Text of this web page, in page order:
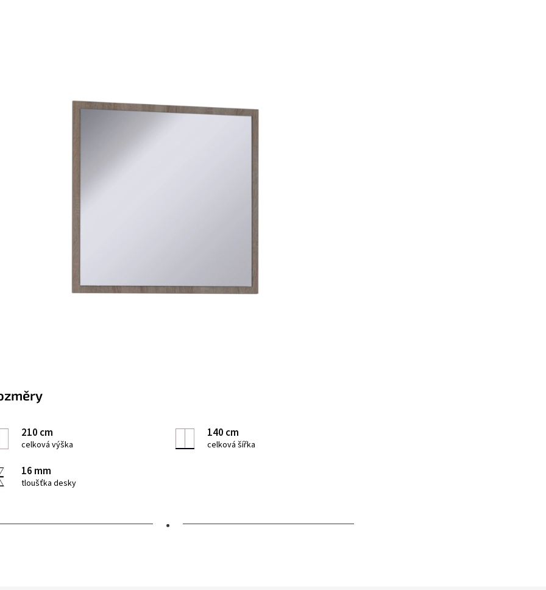
210 cm
celková výška
140 cm
celková šířka
16 mm
tloušťka desky
•